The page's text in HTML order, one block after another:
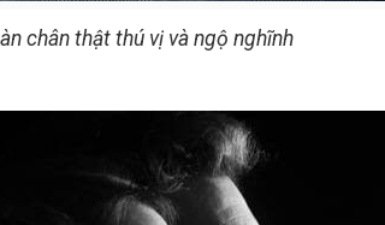
chân thật thú vị và ngộ nghĩnh